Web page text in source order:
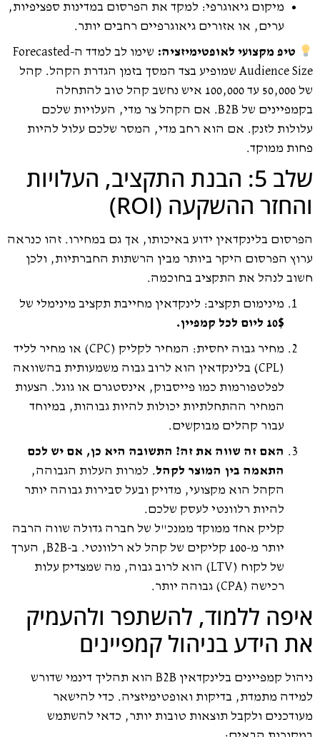
מיקום גיאוגרפי: למקד את הפרסום במדינות ספציפיות,
ערים, או אזורים גיאוגרפיים רחבים יותר.
טיפ מקצועי לאופטימיזציה:
שימו לב למדד ה-Forecasted
Audience Size שמופיע בצד המסך בזמן הגדרת הקהל. קהל
של 50,000 עד 100,000 איש נחשב קהל טוב להתחלה
בקמפיינים של B2B. אם הקהל צר מדי, העלויות שלכם
עלולות לזנק. אם הוא רחב מדי, המסר שלכם עלול להיות
פחות ממוקד.
שלב 5: הבנת התקציב, העלויות
והחזר ההשקעה (ROI)
הפרסום בלינקדאין ידוע באיכותו, אך גם במחירו. זהו כנראה
ערוץ הפרסום היקר ביותר מבין הרשתות החברתיות, ולכן
חשוב לנהל את התקציב בחוכמה.
מינימום תקציב: לינקדאין מחייבת תקציב מינימלי של
10$ ליום לכל קמפיין.
מחיר גבוה יחסית: המחיר לקליק (CPC) או מחיר לליד
(CPL) בלינקדאין הוא לרוב גבוה משמעותית בהשוואה
לפלטפורמות כמו פייסבוק, אינסטגרם או גוגל. הצעות
המחיר ההתחלתיות יכולות להיות גבוהות, במיוחד
עבור קהלים מבוקשים.
האם זה שווה את זה? התשובה היא כן, אם יש לכם
התאמה בין המוצר לקהל. למרות העלות הגבוהה,
הקהל הוא מקצועי, מדויק ובעל סבירות גבוהה יותר
להיות רלוונטי לעסק שלכם.
קליק אחד ממוקד ממנכ"ל של חברה גדולה שווה הרבה
יותר מ-100 קליקים של קהל לא רלוונטי. ב-B2B, הערך
של לקוח (LTV) הוא לרוב גבוה, מה שמצדיק עלות
רכישה (CPA) גבוהה יותר.
איפה ללמוד, להשתפר ולהעמיק
את הידע בניהול קמפיינים
ניהול קמפיינים בלינקדאין B2B הוא תהליך דינמי שדורש
למידה מתמדת, בדיקות ואופטימיזציה. כדי להישאר
מעודכנים ולקבל תוצאות טובות יותר, כדאי להשתמש